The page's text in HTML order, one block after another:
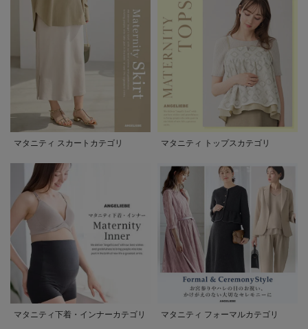
マタニティ スカートカテゴリ マタニティ トップスカテゴリ
マタニティ下着・インナーカテゴリ マタニティ フォーマルカテゴリ